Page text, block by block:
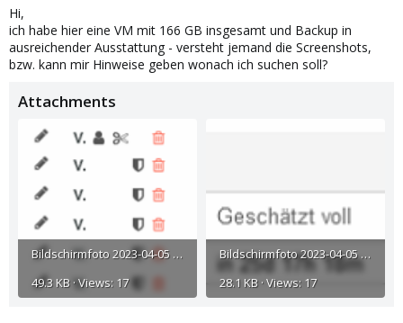
e
r
Hi,
ich habe hier eine VM mit 166 GB insgesamt und Backup in
ausreichender Ausstattung - versteht jemand die Screenshots,
bzw. kann mir Hinweise geben wonach ich suchen soll?
Attachments
Bildschirmfoto 2023-04-05 um 17.41.27.png
49.3 KB · Views: 17
Bildschirmfoto 2023-04-05 um 17.41.12.png
28.1 KB · Views: 17